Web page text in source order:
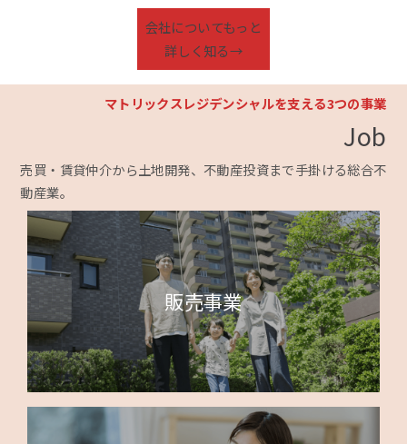
会社についてもっと
詳しく知る→
マトリックスレジデンシャルを支える3つの事業
Job
売買・賃貸仲介から土地開発、不動産投資まで手掛ける総合不
動産業。
販売事業